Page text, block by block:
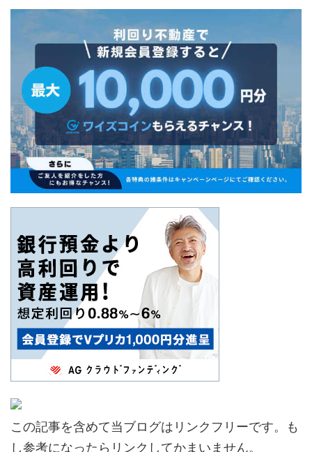
この記事を含めて当ブログはリンクフリーです。も
し参考になったらリンクしてかまいません。